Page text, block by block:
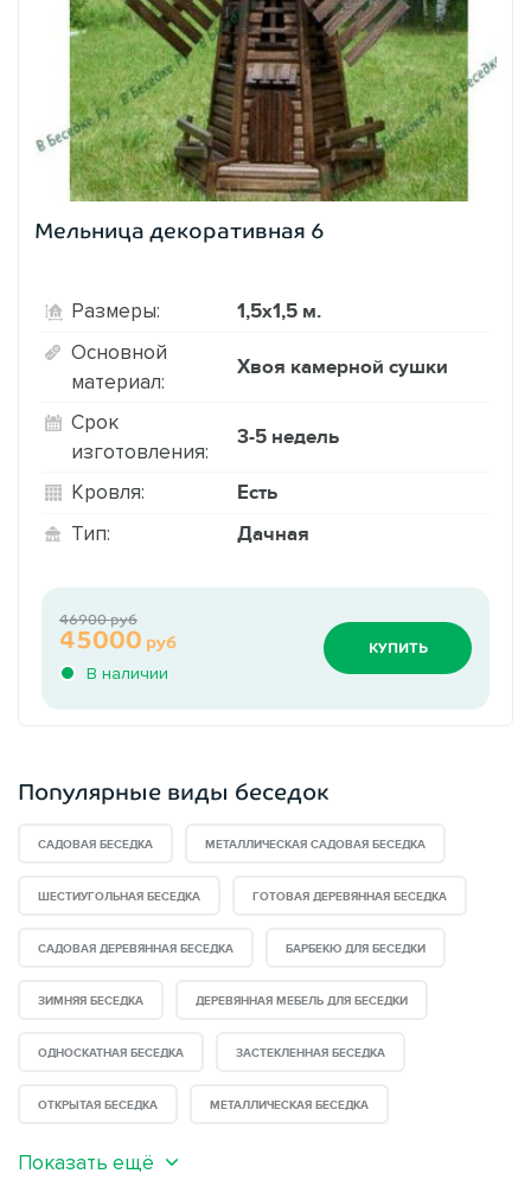
Мельница декоративная 6
Размеры: 1,5х1,5 м.
Основной
материал:
Хвоя камерной сушки
Срок
изготовления:
3-5 недель
Кровля: Есть
Тип: Дачная
В наличии
45000 руб
46900 руб
КУПИТЬ
Популярные виды беседок
САДОВАЯ БЕСЕДКА МЕТАЛЛИЧЕСКАЯ САДОВАЯ БЕСЕДКА
ШЕСТИУГОЛЬНАЯ БЕСЕДКА ГОТОВАЯ ДЕРЕВЯННАЯ БЕСЕДКА
САДОВАЯ ДЕРЕВЯННАЯ БЕСЕДКА БАРБЕКЮ ДЛЯ БЕСЕДКИ
ЗИМНЯЯ БЕСЕДКА ДЕРЕВЯННАЯ МЕБЕЛЬ ДЛЯ БЕСЕДКИ
ОДНОСКАТНАЯ БЕСЕДКА ЗАСТЕКЛЕННАЯ БЕСЕДКА
ОТКРЫТАЯ БЕСЕДКА МЕТАЛЛИЧЕСКАЯ БЕСЕДКА
Показать ещё